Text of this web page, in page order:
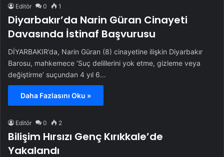
Editör 0 1
Diyarbakır’da Narin Güran Cinayeti
Davasında İstinaf Başvurusu
DİYARBAKIR’da, Narin Güran (8) cinayetine ilişkin Diyarbakır
Barosu, mahkemece ‘Suç delillerini yok etme, gizleme veya
değiştirme’ suçundan 4 yıl 6…
Daha Fazlasını Oku »
Editör 0 2
Bilişim Hırsızı Genç Kırıkkale’de
Yakalandı